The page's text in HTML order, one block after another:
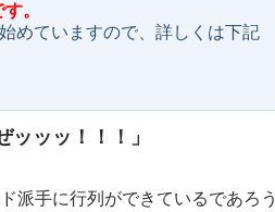
。
めていますので、詳しくは下記
ッッッ！！！」
派手に行列ができているであろう